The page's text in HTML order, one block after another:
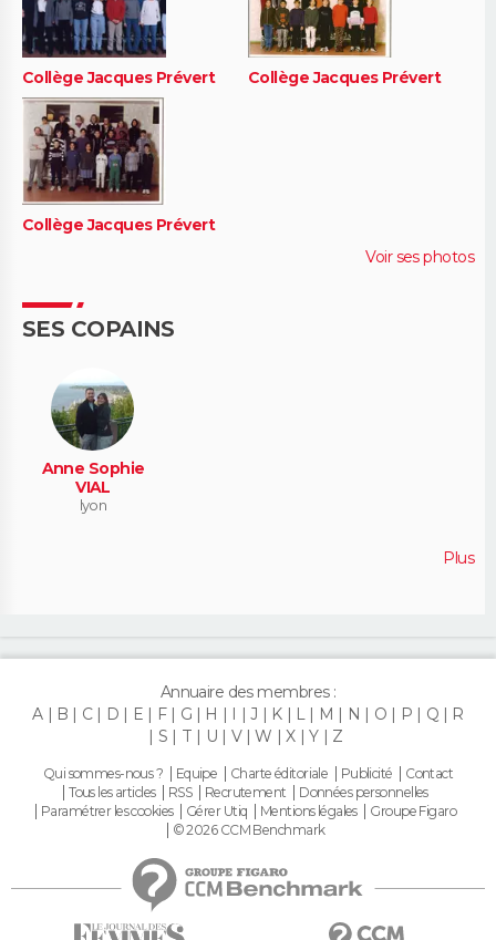
Collège Jacques Prévert Collège Jacques Prévert
Collège Jacques Prévert
Voir ses photos
SES COPAINS
Anne Sophie
VIAL
lyon
Plus
Annuaire des membres :
A
B C D E F G H J K L M N O P Q
R
S
T U V W X Y Z
Qui sommes-nous ? Equipe Charte éditoriale Publicité
Contact
Tous les articles
RSS Recrutement
Données personnelles
Paramétrer les cookies
Gérer Utiq Mentions légales
Groupe Figaro
© 2026 CCM Benchmark